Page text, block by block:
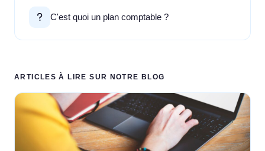
C'est quoi un plan comptable ?
ARTICLES À LIRE SUR NOTRE BLOG